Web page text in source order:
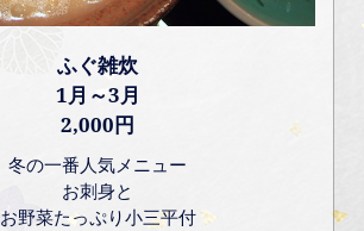
ふぐ雑炊
1月～3月
2,000円
冬の一番人気メニュー
お刺身と
お野菜たっぷり小三平付